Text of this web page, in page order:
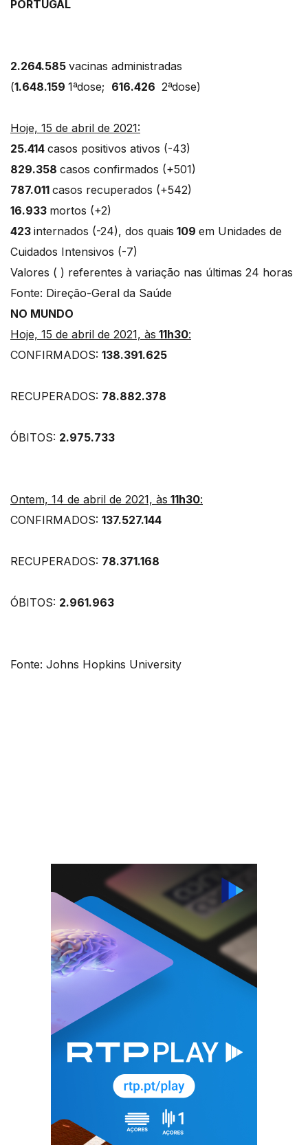
PORTUGAL
2.264.585 vacinas administradas
(1.648.159 1ªdose; 616.426 2ªdose)
Hoje, 15 de abril de 2021:
25.414 casos positivos ativos (-43)
829.358 casos confirmados (+501)
787.011 casos recuperados (+542)
16.933 mortos (+2)
423 internados (-24), dos quais 109 em Unidades de
Cuidados Intensivos (-7)
Valores ( ) referentes à variação nas últimas 24 horas
Fonte: Direção-Geral da Saúde
NO MUNDO
Hoje, 15 de abril de 2021, às 11h30:
CONFIRMADOS: 138.391.625
RECUPERADOS: 78.882.378
ÓBITOS: 2.975.733
Ontem, 14 de abril de 2021, às 11h30:
CONFIRMADOS: 137.527.144
RECUPERADOS: 78.371.168
ÓBITOS: 2.961.963
Fonte: Johns Hopkins University